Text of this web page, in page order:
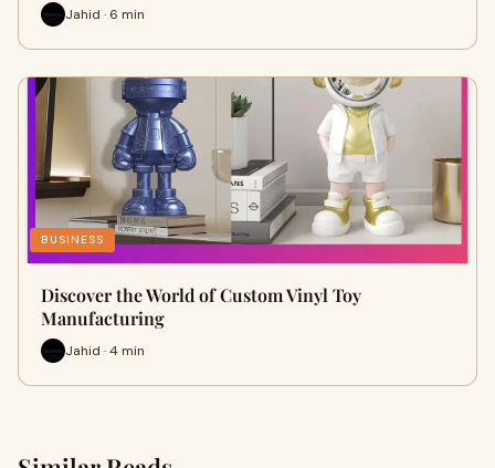
Jahid · 6 min
BUSINESS
Discover the World of Custom Vinyl Toy
Manufacturing
Jahid · 4 min